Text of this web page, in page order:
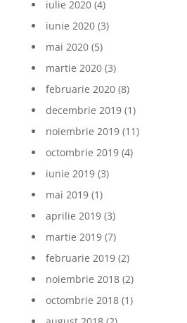
iulie 2020(4)
iunie 2020(3)
mai 2020(5)
martie 2020(3)
februarie 2020(8)
decembrie 2019(1)
noiembrie 2019(11)
octombrie 2019(4)
iunie 2019(3)
mai 2019(1)
aprilie 2019(3)
martie 2019(7)
februarie 2019(2)
noiembrie 2018(2)
octombrie 2018(1)